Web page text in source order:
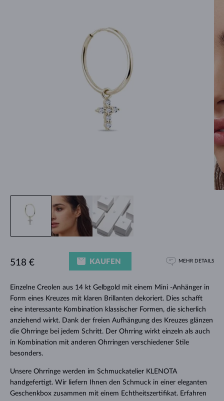
Einzelne Creolen aus 14 kt Gelbgold mit einem Mini -Anhänger in
Form eines Kreuzes mit klaren Brillanten dekoriert. Dies schafft
eine interessante Kombination klassischer Formen, die sicherlich
anziehend wirkt. Dank der freien Aufhängung des Kreuzes glänzen
die Ohrringe bei jedem Schritt. Der Ohrring wirkt einzeln als auch
in Kombination mit anderen Ohrringen verschiedener Stile
besonders.
Unsere Ohrringe werden im Schmuckatelier KLENOTA
handgefertigt. Wir liefern Ihnen den Schmuck in einer eleganten
Geschenkbox zusammen mit einem Echtheitszertifikat. Erfahren
518 € KAUFEN MEHR DETAILS